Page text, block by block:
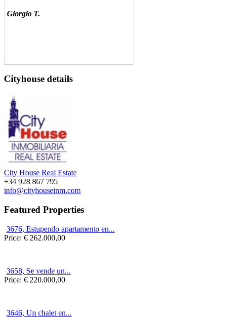
Giorgio T.
disponibili e cordiali. Ho comprato casa
Stefano Martorana
Corralejo
Cityhouse details
City House Real Estate
+34 928 867 795
info@cityhouseinm.com
Featured Properties
3676, Estupendo apartamento en...
Price: € 262.000,00
3658, Se vende un...
Price: € 220.000,00
3646, Un chalet en...